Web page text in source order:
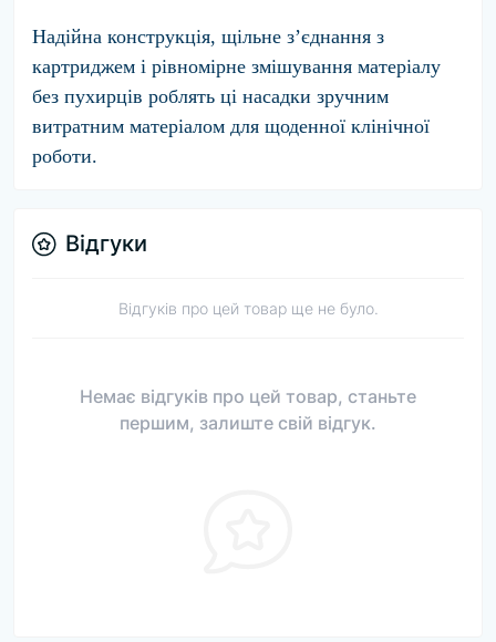
Надійна конструкція, щільне зʼєднання з
картриджем і рівномірне змішування матеріалу
без пухирців роблять ці насадки зручним
витратним матеріалом для щоденної клінічної
роботи.
Відгуки
Відгуків про цей товар ще не було.
Немає відгуків про цей товар, станьте
першим, залиште свій відгук.